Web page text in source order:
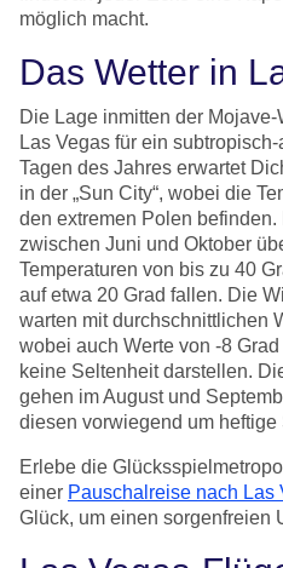
möglich macht.
Das Wetter in
Die Lage inmitten der
Las Vegas für ein
Tagen des Jahres erwartet
in der „Sun City“, wobei die
den extremen Polen
zwischen Juni und Oktober
Temperaturen von bis zu 40
auf etwa 20 Grad fallen. Die
warten mit durchschnittlichen
wobei auch Werte von -8
keine Seltenheit darstellen.
gehen im August und
diesen vorwiegend um heftige
Erlebe die
einer Pauschalreise nach Las
Glück, um einen sorgenfreien